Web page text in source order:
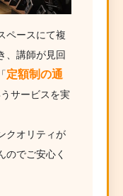
ペースにて複
、講師が見回
定額制の通
サービスを実
クオリティが
のでご安心く